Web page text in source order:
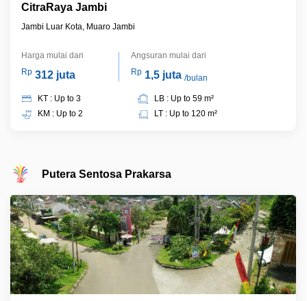
CitraRaya Jambi
Jambi Luar Kota, Muaro Jambi
Harga mulai dari
Rp 312 juta
Angsuran mulai dari
Rp 1,5 juta /bulan
KT : Up to 3
KM : Up to 2
LB : Up to 59 m²
LT : Up to 120 m²
Putera Sentosa Prakarsa